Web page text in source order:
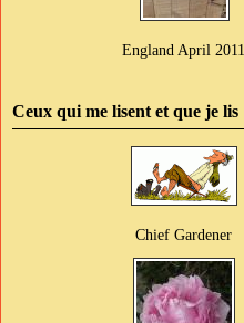
England April 2011
Ceux qui me lisent et que je lis
Chief Gardener